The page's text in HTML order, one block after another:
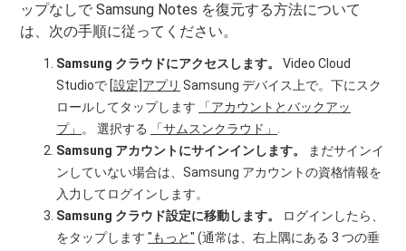
ップなしで Samsung Notes を復元する方法について
は、次の手順に従ってください。
Samsung クラウドにアクセスします。Video Cloud
Studioで [設定]アプリ Samsung デバイス上で。下にスク
ロールしてタップします
「アカウントとバックアッ
プ」
。 選択する 「サムスンクラウド」
Samsung アカウントにサインインします。
まだサインイ
ンしていない場合は、Samsung アカウントの資格情報を
入力してログインします。
Samsung クラウド設定に移動します。
ログインしたら、
をタップします"もっと" (通常は、右上隅にある 3 つの垂